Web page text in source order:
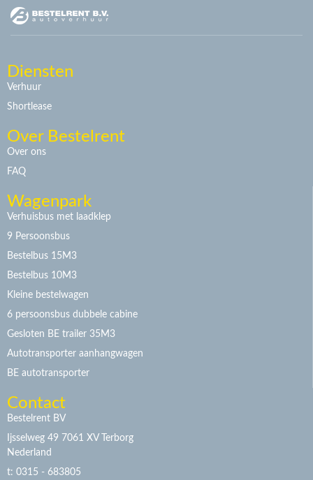
Diensten
Verhuur
Shortlease
Over Bestelrent
Over ons
FAQ
Wagenpark
Verhuisbus met laadklep
9 Persoonsbus
Bestelbus 15M3
Bestelbus 10M3
Kleine bestelwagen
6 persoonsbus dubbele cabine
Gesloten BE trailer 35M3
Autotransporter aanhangwagen
BE autotransporter
Contact
Bestelrent BV
Ijsselweg 49 7061 XV Terborg
Nederland
t: 0315 - 683805